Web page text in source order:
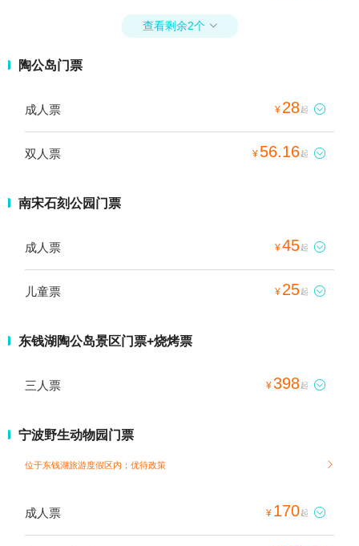
查看剩余2个 
陶公岛门票
成人票 ¥ 28起 
双人票 ¥ 56.16起 
南宋石刻公园门票
成人票 ¥45起 
儿童票 ¥ 25起 
东钱湖陶公岛景区门票+烧烤票
三人票 ¥398起 
宁波野生动物园门票
位于东钱湖旅游度假区内； 优待政策 
成人票 ¥ 170起 